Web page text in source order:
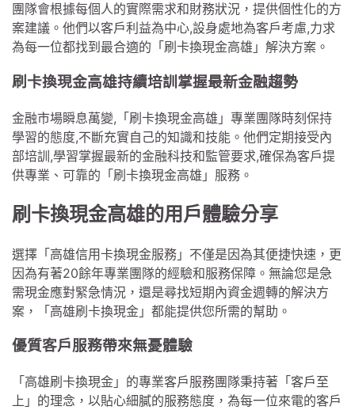
團隊會根據每個人的實際需求和財務狀況，提供個性化的方
案建議。他們以客戶利益為中心,設身處地為客戶考慮,力求
為每一位都找到最合適的「刷卡換現金高雄」解決方案。
刷卡換現金高雄持續培訓掌握最新金融趨勢
金融市場瞬息萬變,「刷卡換現金高雄」專業團隊時刻保持
學習的態度,不斷充實自己的知識和技能。他們定期接受內
部培訓,學習掌握最新的金融科技和監管要求,確保為客戶提
供專業、可靠的「刷卡換現金高雄」服務。
刷卡換現金高雄的用戶體驗分享
選擇「高雄信用卡換現金服務」不僅是因為其便捷快速，更
因為有著20餘年專業團隊的經驗和服務保障。無論您是急
需現金應對緊急情況，還是尋找短期內資金週轉的解決方
案，「高雄刷卡換現金」都能提供您所需的幫助。
優質客戶服務帶來無憂體驗
「高雄刷卡換現金」的專業客戶服務團隊秉持著「客戶至
上」的理念，以貼心細膩的服務態度，為每一位來電的客戶